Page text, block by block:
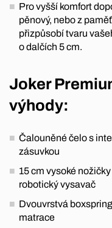
Pro vyšší komfort
pěnový, nebo z
přizpůsobí tvaru
o dalčích 5 cm.
Joker
výhody:
Čalouněné čelo s
zásuvkou
15 cm vysoké
robotický vysavač
Dvouvrstvá
matrace